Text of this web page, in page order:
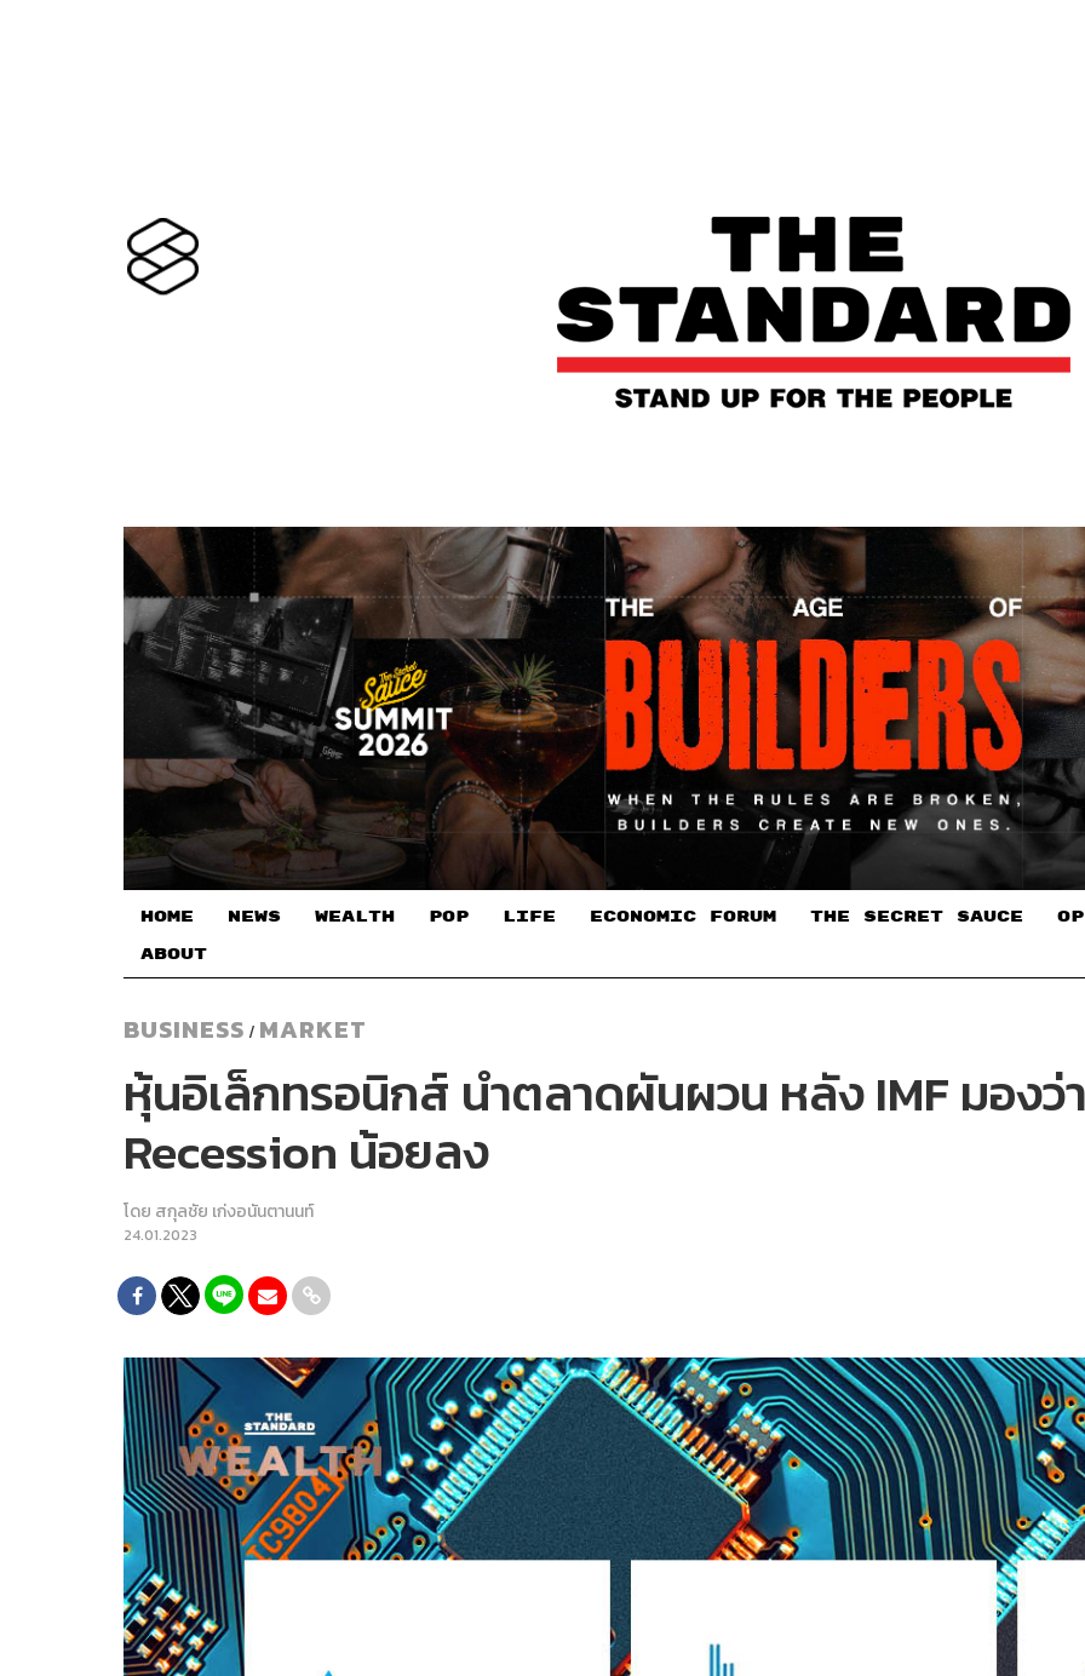
HOME NEWS WEALTH POP LIFE ECONOMIC FORUM THE SECRET SAUCE​
ABOUT
BUSINESS / MARKET
หุ้นอิเล็กทรอนิกส์ นำตลาดผันผวน หลัง IMF มองว่
Recession น้อยลง
โดย สกุลชัย เก่งอนันตานนท์
24.01.2023